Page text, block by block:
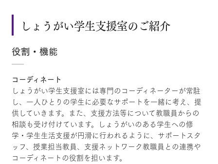
しょうがい学生支援室のご紹介
役割・機能
コーディネート
しょうがい学生支援室には専門のコーディネーターが常駐
し、一人ひとりの学生に必要なサポートを一緒に考え、提
供していきます。また、支援方法等について教職員からの
相談も受け付けています。しょうがいのある学生への修
学・学生生活支援が円滑に行われるように、サポートスタ
ッフ、授業担当教員、支援ネットワーク教職員との連携や
コーディネートの役割を担います。